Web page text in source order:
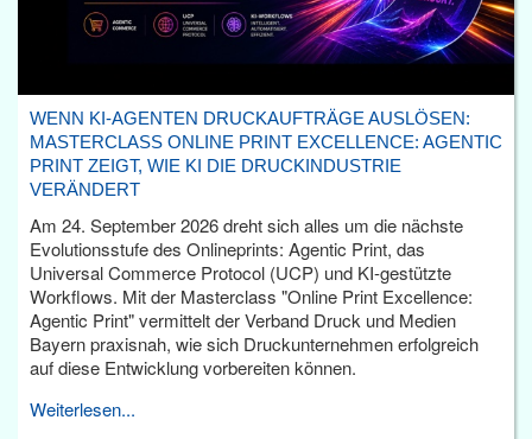
WENN KI-AGENTEN DRUCKAUFTRÄGE AUSLÖSEN:
MASTERCLASS ONLINE PRINT EXCELLENCE: AGENTIC
PRINT ZEIGT, WIE KI DIE DRUCKINDUSTRIE
VERÄNDERT
Am 24. September 2026 dreht sich alles um die nächste
Evolutionsstufe des Onlineprints: Agentic Print, das
Universal Commerce Protocol (UCP) und KI-gestützte
Workflows. Mit der Masterclass "Online Print Excellence:
Agentic Print" vermittelt der Verband Druck und Medien
Bayern praxisnah, wie sich Druckunternehmen erfolgreich
auf diese Entwicklung vorbereiten können.
Weiterlesen...